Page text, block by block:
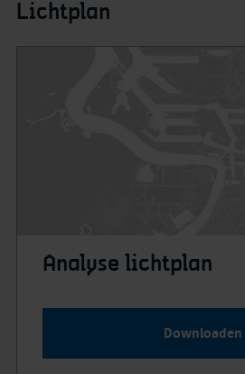
Lichtplan
Analyse lichtplan
Downloaden